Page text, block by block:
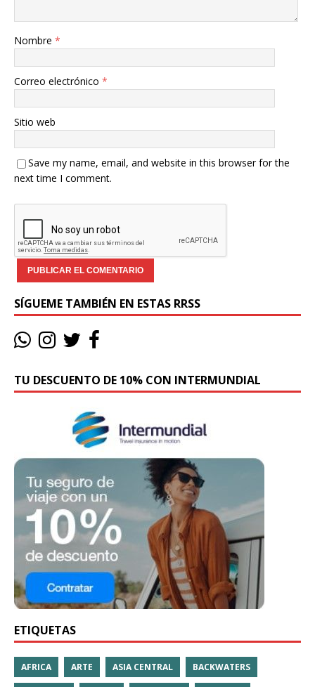
Nombre *
Correo electrónico *
Sitio web
Save my name, email, and website in this browser for the
next time I comment.
SÍGUEME TAMBIÉN EN ESTAS RRSS
TU DESCUENTO DE 10% CON INTERMUNDIAL
ETIQUETAS
AFRICA ARTE ASIA CENTRAL BACKWATERS